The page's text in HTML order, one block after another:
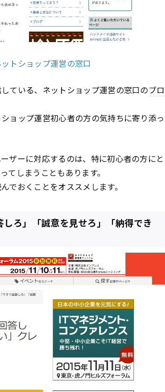
トショップ運営の窓口
ている、ネットショップ運営の窓口のブロ
ョップ運営初心者の方の気持ちに寄り添っ
ザーに対応するのは、特に初心者の方にと
てしまうこともあります。
でおくことをオススメします。
ろ」「誠意を見せろ」「納得でき